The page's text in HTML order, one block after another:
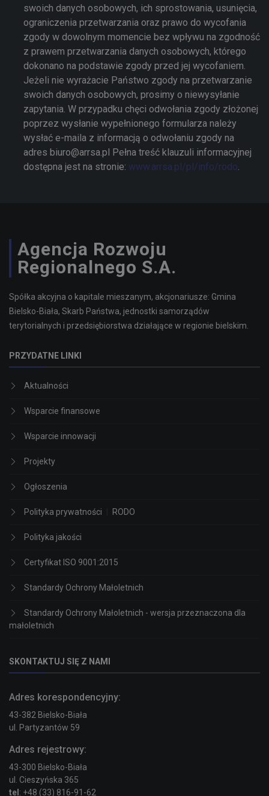
swoich danych osobowych, ich sprostowania, usunięcia,
ograniczenia przetwarzania oraz prawo do wycofania
zgody w dowolnym momencie bez wpływu na zgodność
z prawem przetwarzania danych osobowych, którego
dokonano na podstawie zgody przed jej wycofaniem.
Jeżeli nie wyrażacie Państwo zgody na przetwarzanie
swoich danych osobowych, prosimy o niewysyłanie
zapytania. W przypadku chęci odwołania zgody złożonej
poprzez wysłanie wypełnionego formularza należy
wysłać e-maila z informacją o odwołaniu zgody na
adres biuro@arrsa.pl Pełna treść klauzuli informacyjnej
dostępna jest na stronie: www.arrsa.pl/pl/info/rodo.
Agencja Rozwoju
Regionalnego S.A.
Spółka akcyjna o kapitale mieszanym, akcjonariusze: Gmina
Bielsko-Biała, Skarb Państwa, jednostki samorządów
terytorialnych i przedsiębiorstwa działające w regionie bielskim.
PRZYDATNE LINKI
Aktualności
Wsparcie finansowe
Wsparcie innowacji
Projekty
Ogłoszenia
Polityka prywatności RODO
Polityka jakości
Certyfikat ISO 9001:2015
Standardy Ochrony Małoletnich
Standardy Ochrony Małoletnich - wersja przeznaczona dla
małoletnich
SKONTAKTUJ SIĘ Z NAMI
Adres korespondencyjny:
43-382 Bielsko-Biała
ul. Partyzantów 59
Adres rejestrowy:
43-300 Bielsko-Biała
ul. Cieszyńska 365
tel : +48 (33) 816-91-62